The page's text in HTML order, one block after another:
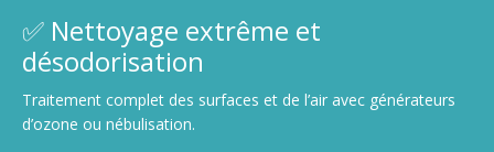
✅ Nettoyage extrême et
désodorisation
Traitement complet des surfaces et de l’air avec générateurs
d’ozone ou nébulisation.